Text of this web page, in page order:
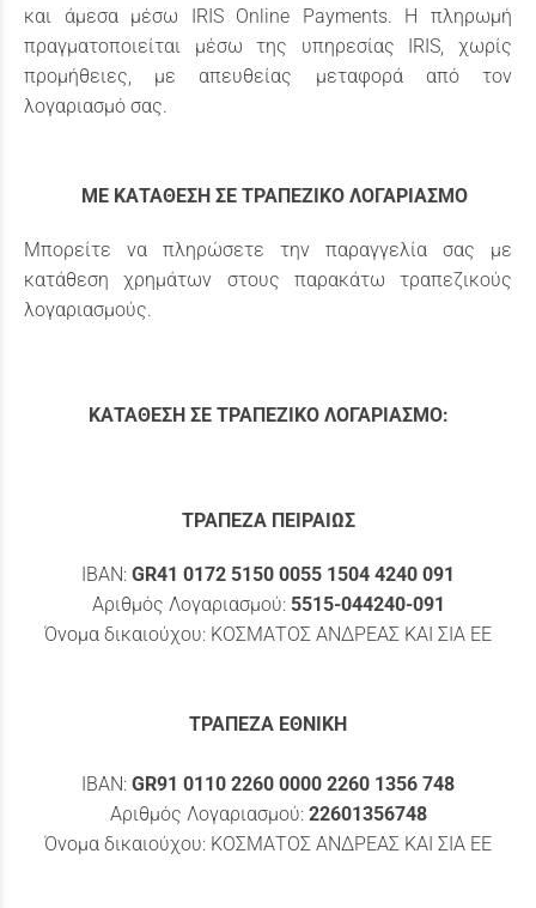
και άμεσα μέσω IRIS Online Payments. Η πληρωμή
πραγματοποιείται μέσω της υπηρεσίας IRIS, χωρίς
προμήθειες, με απευθείας μεταφορά από τον
λογαριασμό σας.
ΜΕ ΚΑΤΑΘΕΣΗ ΣΕ ΤΡΑΠΕΖΙΚΟ ΛΟΓΑΡΙΑΣΜΟ
Μπορείτε να πληρώσετε την παραγγελία σας με
κατάθεση χρημάτων στους παρακάτω τραπεζικούς
λογαριασμούς.
ΚΑΤΑΘΕΣΗ ΣΕ ΤΡΑΠΕΖΙΚΟ ΛΟΓΑΡΙΑΣΜΟ:
ΤΡΑΠΕΖΑ ΠΕΙΡΑΙΩΣ
IBAN: GR41 0172 5150 0055 1504 4240 091
Αριθμός Λογαριασμού: 5515-044240-091
Όνομα δικαιούχου: ΚΟΣΜΑΤΟΣ ΑΝΔΡΕΑΣ ΚΑΙ ΣΙΑ ΕΕ
ΤΡΑΠΕΖΑ ΕΘΝΙΚΗ
IBAN: GR91 0110 2260 0000 2260 1356 748
Αριθμός Λογαριασμού: 22601356748
Όνομα δικαιούχου: ΚΟΣΜΑΤΟΣ ΑΝΔΡΕΑΣ ΚΑΙ ΣΙΑ ΕΕ